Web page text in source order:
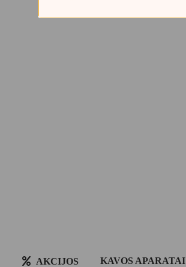
AKCIJOS KAVOS APARATAI